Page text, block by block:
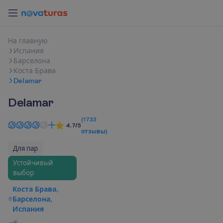
На главную
Испания
Барселона
Коста Брава
Delamar
Delamar
4.7/5
(1733
отзывы)
Для пар
Устойчивый
выбор
Коста Брава,
Барселона,
Испания